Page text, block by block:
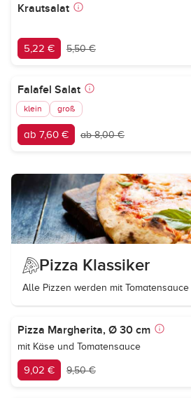
Krautsalat
5,22 € 5,50 €
Falafel Salat
klein groß
ab 7,60 € ab 8,00 €
Pizza Klassiker
Alle Pizzen werden mit
Pizza Margherita, Ø 30 cm
mit Käse und Tomatensauce
9,02 € 9,50 €